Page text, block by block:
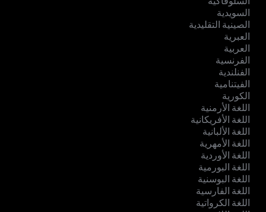
السويدية
الصينية التقليدية
العبرية
العربية
الفرنسية
الفنلندية
الفيتنامية
الكورية
اللغة الأرمنية
اللغة الأفريكانية
اللغة الألبانية
اللغة الأمهرية
اللغة الأوردية
اللغة البورمية
اللغة البوسنية
اللغة الفارسية
اللغة الكرواتية